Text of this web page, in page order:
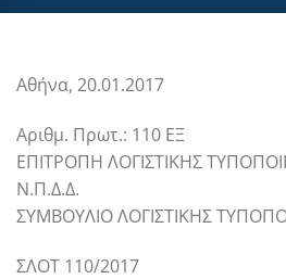
Αθήνα, 20.01.2017
Αριθμ. Πρωτ.: 110 ΕΞ
ΕΠΙΤΡΟΠΗ ΛΟΓΙΣΤΙΚΗΣ
Ν.Π.Δ.Δ.
ΣΥΜΒΟΥΛΙΟ ΛΟΓΙΣΤΙΚΗΣ
ΣΛΟΤ 110/2017